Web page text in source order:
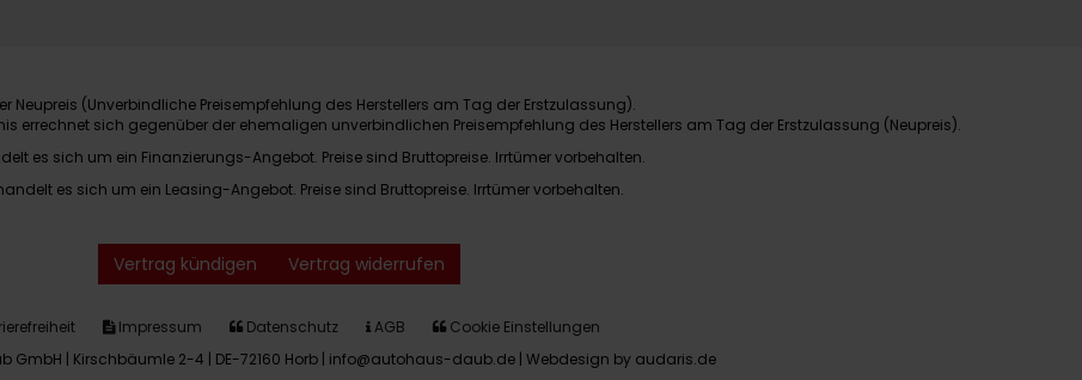
Neupreis (Unverbindliche Preisempfehlung des Herstellers am Tag der Erstzulassung).
errechnet sich gegenüber der ehemaligen unverbindlichen Preisempfehlung des Herstellers am Tag der Erstzulassung (Neupreis).
es sich um ein Finanzierungs-Angebot. Preise sind Bruttopreise. Irrtümer vorbehalten.
es sich um ein Leasing-Angebot. Preise sind Bruttopreise. Irrtümer vorbehalten.
Vertrag kündigen Vertrag widerrufen
Impressum Datenschutz AGB
Cookie Einstellungen
GmbH | Kirschbäumle 2-4 | DE-72160 Horb | info@autohaus-daub.de | Webdesign by audaris.de